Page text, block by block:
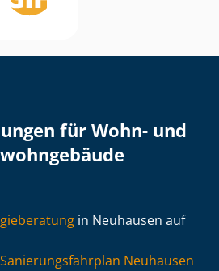
für Wohn- und
in Neuhausen auf
Neuhausen